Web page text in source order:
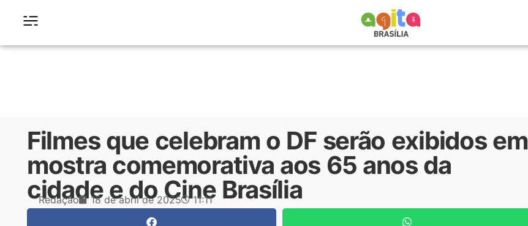
Filmes que celebram o DF serão exibidos em
mostra comemorativa aos 65 anos da
cidade e do Cine Brasília
Redação 18 de abril de 2025 11:11